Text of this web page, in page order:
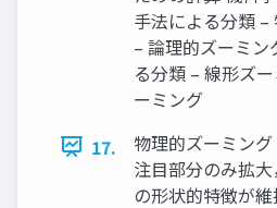
手法による分類
– 論理的ズーミン
る分類 – 線形ズ
ーミング
17.
物理的ズーミング
注目部分のみ拡
の形状的特徴が